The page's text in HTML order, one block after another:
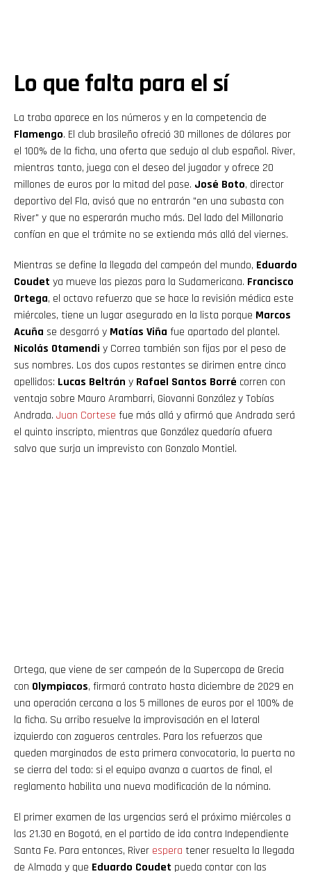
Lo que falta para el sí
La traba aparece en los números y en la competencia de
Flamengo. El club brasileño ofreció 30 millones de dólares por
el 100% de la ficha, una oferta que sedujo al club español. River,
mientras tanto, juega con el deseo del jugador y ofrece 20
millones de euros por la mitad del pase. José Boto, director
deportivo del Fla, avisó que no entrarán "en una subasta con
River" y que no esperarán mucho más. Del lado del Millonario
confían en que el trámite no se extienda más allá del viernes.
Mientras se define la llegada del campeón del mundo, Eduardo
Coudet ya mueve las piezas para la Sudamericana. Francisco
Ortega, el octavo refuerzo que se hace la revisión médica este
miércoles, tiene un lugar asegurado en la lista porque Marcos
Acuña se desgarró y Matías Viña fue apartado del plantel.
Nicolás Otamendi y Correa también son fijas por el peso de
sus nombres. Los dos cupos restantes se dirimen entre cinco
apellidos: Lucas Beltrán y Rafael Santos Borré corren con
ventaja sobre Mauro Arambarri, Giovanni González y Tobías
Andrada. Juan Cortese fue más allá y afirmó que Andrada será
el quinto inscripto, mientras que González quedaría afuera
salvo que surja un imprevisto con Gonzalo Montiel.
Ortega, que viene de ser campeón de la Supercopa de Grecia
con Olympiacos, firmará contrato hasta diciembre de 2029 en
una operación cercana a los 5 millones de euros por el 100% de
la ficha. Su arribo resuelve la improvisación en el lateral
izquierdo con zagueros centrales. Para los refuerzos que
queden marginados de esta primera convocatoria, la puerta no
se cierra del todo: si el equipo avanza a cuartos de final, el
reglamento habilita una nueva modificación de la nómina.
El primer examen de las urgencias será el próximo miércoles a
las 21.30 en Bogotá, en el partido de ida contra Independiente
Santa Fe. Para entonces, River espera tener resuelta la llegada
de Almada y que Eduardo Coudet pueda contar con las